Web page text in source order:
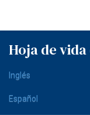
Hoja de
Inglés
Español